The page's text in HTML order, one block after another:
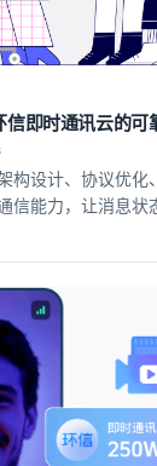
信即时通讯云的可
构设计、协议优化
信能力，让消息状
登录客服云